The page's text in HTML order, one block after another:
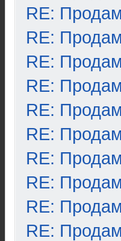
RE:
RE:
RE:
RE:
RE:
RE:
RE:
RE:
RE:
RE: